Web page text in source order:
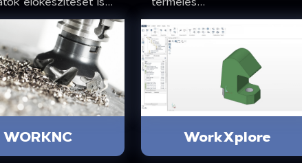
WORKNC WorkXplore